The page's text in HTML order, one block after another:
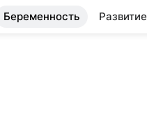
Беременность Развитие